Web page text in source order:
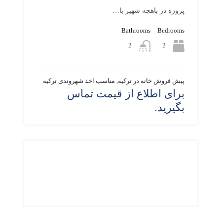
پروژه در باهچه شهیر با…
Bedrooms
2
Bathrooms
2
پیش فروش خانه در ترکیه, مناسب اخذ شهروندی ترکیه
برای اطلاع از قیمت تماس
بگیرید.